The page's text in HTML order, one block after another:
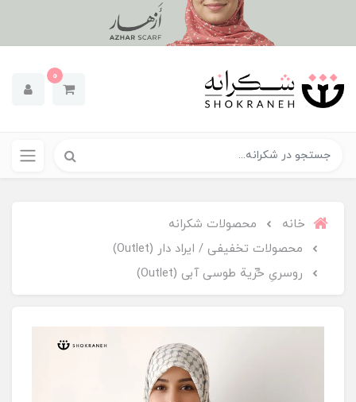
0
خانه
محصولات شکرانه
محصولات تخفیفی / ایراد دار (Outlet)
روسریِ حُرِّية طوسی آبی (Outlet)